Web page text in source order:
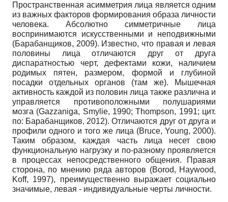
Пространственная асимметрия лица является одним
из важных факторов формирования образа личности
человека. Абсолютно симметричные лица
воспринимаются искусственными и неподвижными
(Барабанщиков, 2009). Известно, что правая и левая
половины лица отличаются друг от друга
диспаратностью черт, дефектами кожи, наличием
родимых пятен, размером, формой и глубиной
посадки отдельных органов (там же). Мышечная
активность каждой из половин лица также различна и
управляется противоположными полушариями
мозга (Gazzaniga, Smylie, 1990; Thompson, 1991; цит.
по: Барабанщиков, 2012).Отличаются друг от друга и
профили одного и того же лица (Bruce, Young, 2000).
Таким образом, каждая часть лица несет свою
функциональную нагрузку и по-разному проявляется
в процессах непосредственного общения. Правая
сторона, по мнению ряда авторов (Borod, Haywood,
Koff, 1997), преимущественно выражает социально
значимые, левая - индивидуальные черты личности.